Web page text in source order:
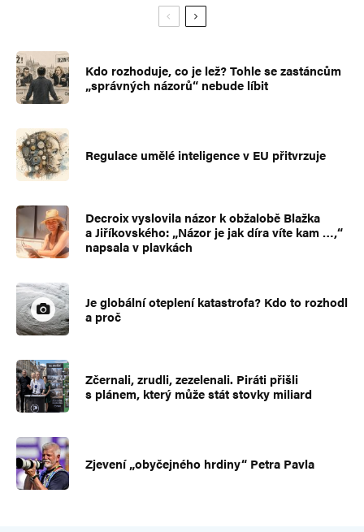
Kdo rozhoduje, co je lež? Tohle se zastáncům
„správných názorů“ nebude líbit
Regulace umělé inteligence v EU přitvrzuje
Decroix vyslovila názor k obžalobě Blažka
a Jiříkovského: „Názor je jak díra víte kam …,“
napsala v plavkách
Je globální oteplení katastrofa? Kdo to rozhodl
a proč
Zčernali, zrudli, zezelenali. Piráti přišli
s plánem, který může stát stovky miliard
Zjevení „obyčejného hrdiny“ Petra Pavla